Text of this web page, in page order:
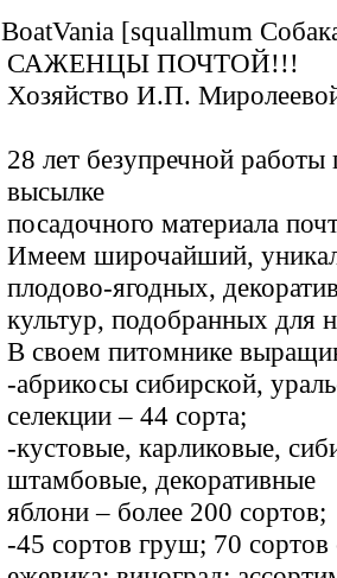
BoatVania [squallmum
САЖЕНЦЫ ПОЧТОЙ!!!
Хозяйство И.П.
28 лет безупречной
высылке
посадочного материала
Имеем широчайший,
плодово-ягодных,
культур, подобранных для
В своем питомнике
-абрикосы сибирской,
селекции – 44 сорта;
-кустовые, карликовые,
штамбовые, декоративные
яблони – более 200 сортов;
-45 сортов груш; 70 сортов